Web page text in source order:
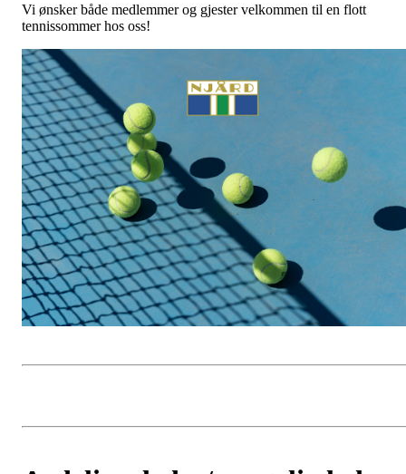
Vi ønsker både medlemmer og gjester velkommen til en flott
tennissommer hos oss!